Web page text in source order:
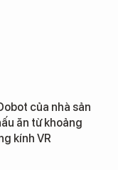
của nhà sản
ăn từ khoảng
kính VR